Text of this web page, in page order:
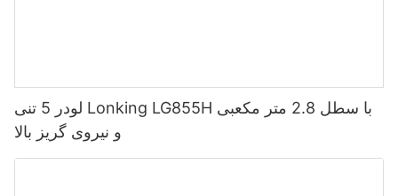
لودر 5 تنی Lonking LG855H با سطل 2.8 متر مکعبی
و نیروی گریز بالا